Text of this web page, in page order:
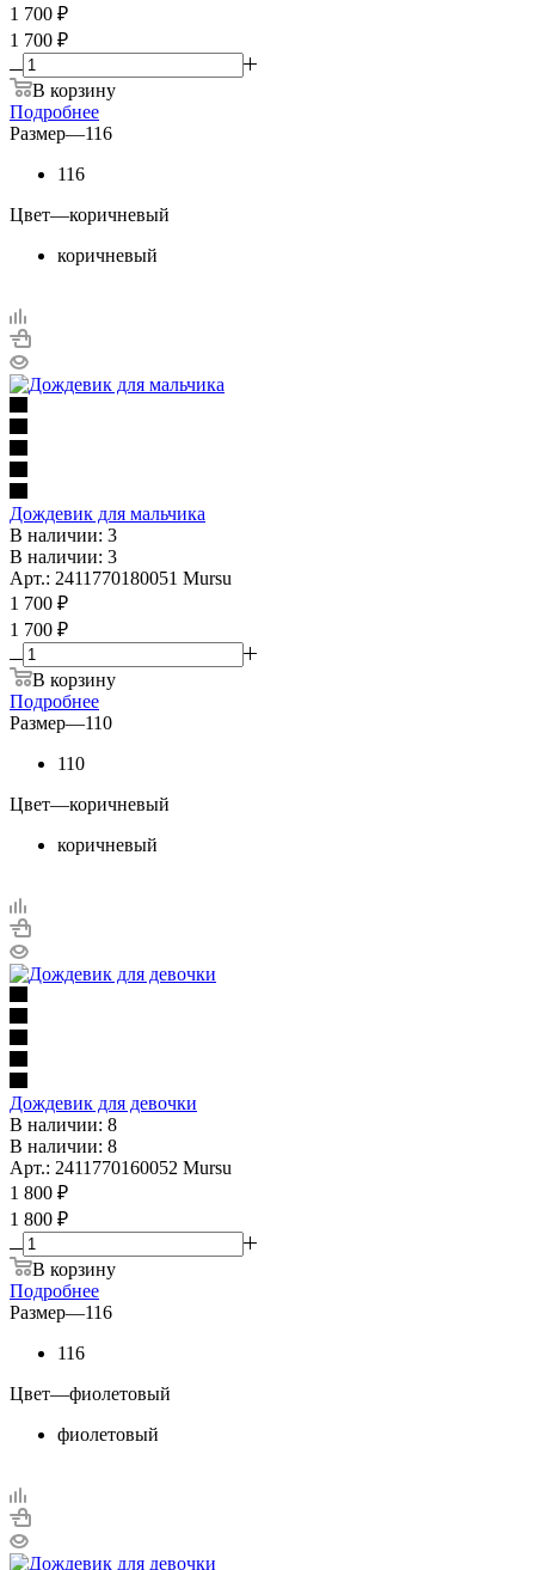
1 700 ₽
1 700 ₽
В корзину
Подробнее
Размер—116
116
Цвет—коричневый
коричневый
Дождевик для мальчика
В наличии: 3
В наличии: 3
Арт.: 2411770180051 Mursu
1 700 ₽
1 700 ₽
В корзину
Подробнее
Размер—110
110
Цвет—коричневый
коричневый
Дождевик для девочки
В наличии: 8
В наличии: 8
Арт.: 2411770160052 Mursu
1 800 ₽
1 800 ₽
В корзину
Подробнее
Размер—116
116
Цвет—фиолетовый
фиолетовый